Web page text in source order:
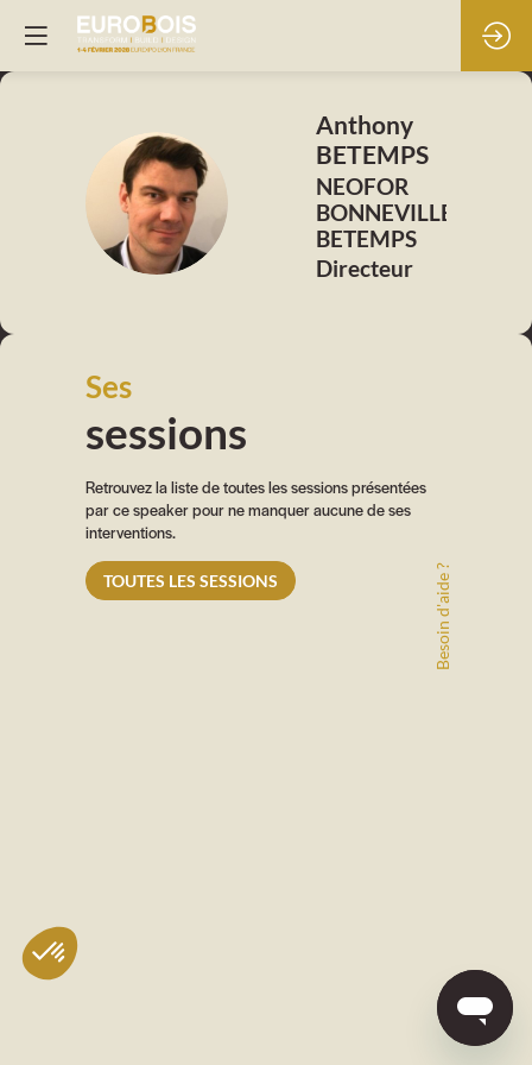
AB
Anthony
BETEMPS
NEOFOR
BONNEVILLE
BETEMPS
Directeur
Ses
sessions
Retrouvez la liste de toutes les sessions présentées
par ce speaker pour ne manquer aucune de ses
interventions.
TOUTES LES SESSIONS Besoin d'aide ?